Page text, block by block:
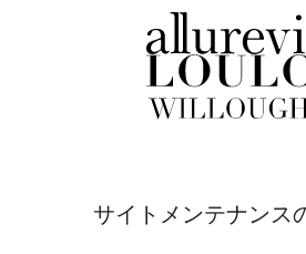
サイトメンテナンス